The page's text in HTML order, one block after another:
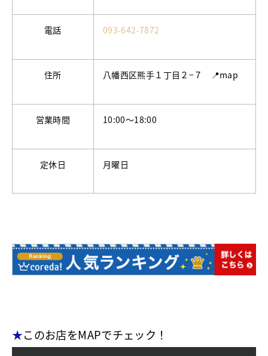
電話 093-642-7872
住所 八幡西区熊手１丁目２−７ 📍map
営業時間 10:00〜18:00
定休日 月曜日
★このお店をMAPでチェック！